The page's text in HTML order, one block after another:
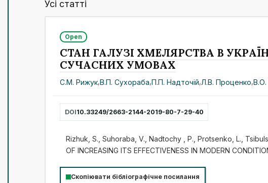
Усі статті
Open
СТАН ГАЛУЗІ ХМЕЛЯРСТВА В
СУЧАСНИХ УМОВАХ
С.М. Рижук,В.П. Сухораба,П.П. Надточій,Л.В. Проценко,В.О.
DOI10.33249/2663-2144-2019-80-7-29-40
Rizhuk, S., Suhoraba, V., Nadtochy , P., Protsenko, L.,
OF INCREASING ITS EFFECTIVENESS IN MODERN
Скопіювати бібліографічне посилання